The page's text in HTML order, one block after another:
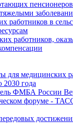
работников в
работников,
для медицинских
2030 года
ФМБА России
форуме -